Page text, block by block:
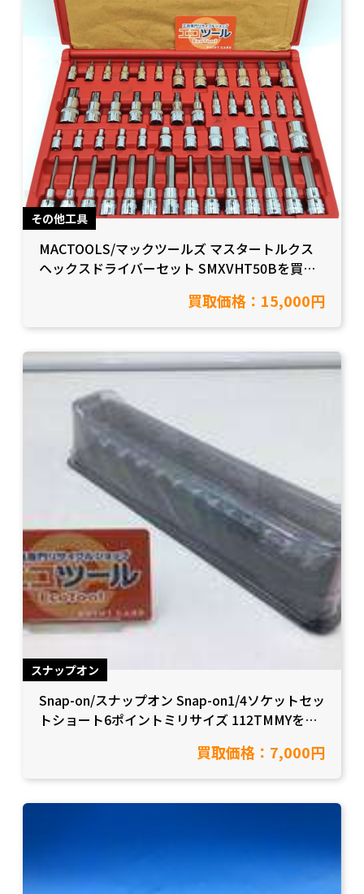
その他工具
MACTOOLS/マックツールズ マスタートルクス
ヘックスドライバーセット SMXVHT50Bを買取
買取価格：15,000円
スナップオン
Snap-on/スナップオン Snap-on1/4ソケットセッ
トショート6ポイントミリサイズ 112TMMYを買
買取価格：7,000円